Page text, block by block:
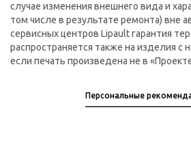
случае изменения внешнего вида и
том числе в результате ремонта) вне
сервисных центров Lipault гарантия
распространяется также на изделия с
если печать произведена не в
Персональные